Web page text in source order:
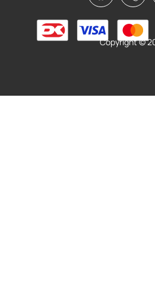
129,95kr.
Tilføj til kurv
Copyright ©